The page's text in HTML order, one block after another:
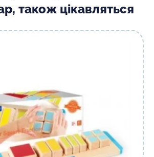
також цікавляться